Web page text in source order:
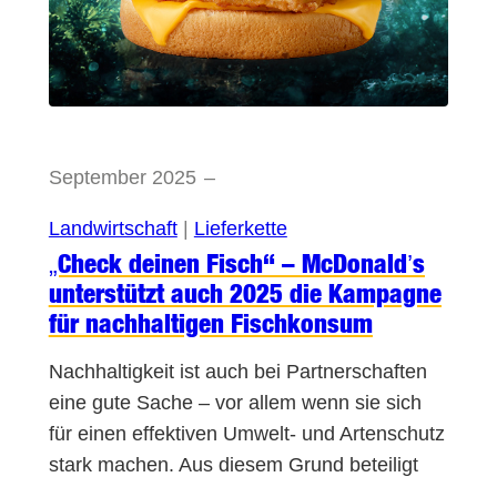
September 2025 –
Landwirtschaft | Lieferkette
„Check deinen Fisch“ – McDonald’s
unterstützt auch 2025 die Kampagne
für nachhaltigen Fischkonsum
Nachhaltigkeit ist auch bei Partnerschaften
eine gute Sache – vor allem wenn sie sich
für einen effektiven Umwelt- und Artenschutz
stark machen. Aus diesem Grund beteiligt